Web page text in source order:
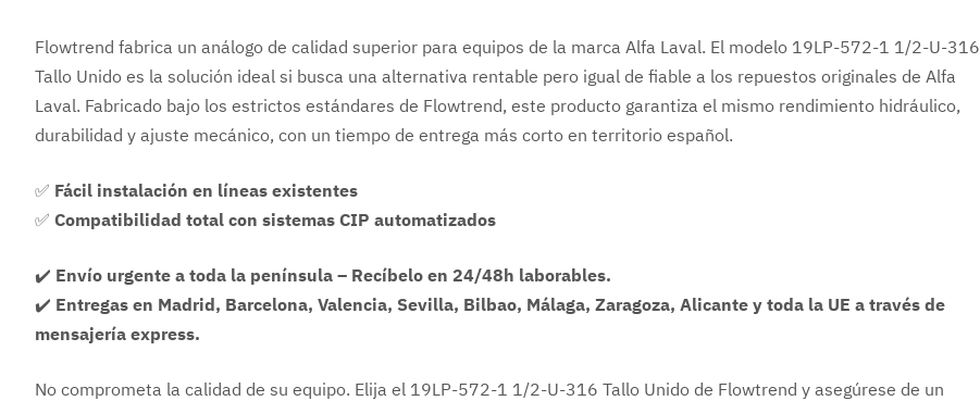
Flowtrend fabrica un análogo de calidad superior para equipos de la marca Alfa Laval. El modelo 19LP-572-1 1/2-U-316
Tallo Unido es la solución ideal si busca una alternativa rentable pero igual de fiable a los repuestos originales de Alfa
Laval. Fabricado bajo los estrictos estándares de Flowtrend, este producto garantiza el mismo rendimiento hidráulico,
durabilidad y ajuste mecánico, con un tiempo de entrega más corto en territorio español.
✅ Fácil instalación en líneas existentes
✅ Compatibilidad total con sistemas CIP automatizados
✔️ Envío urgente a toda la península – Recíbelo en 24/48h laborables.
✔️ Entregas en Madrid, Barcelona, Valencia, Sevilla, Bilbao, Málaga, Zaragoza, Alicante y toda la UE a través de
mensajería express.
No comprometa la calidad de su equipo. Elija el 19LP-572-1 1/2-U-316 Tallo Unido de Flowtrend y asegúrese de un